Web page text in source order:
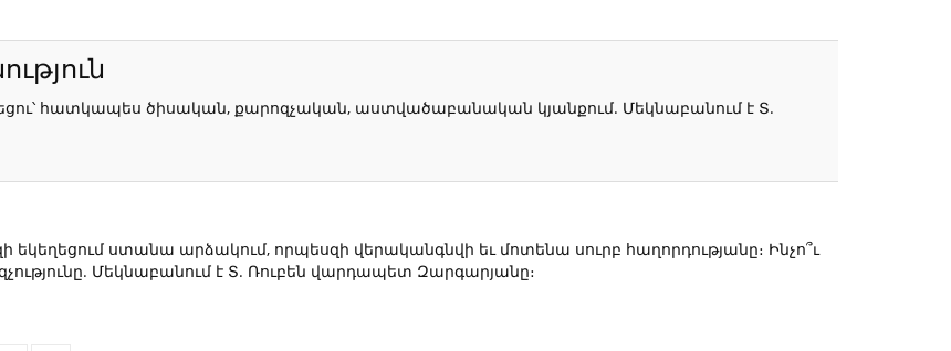
հատկապես ծիսական, քարոզչական, աստվածաբանական կյանքում. Մեկնաբանում է Տ.
ստանա արձակում, որպեսզի վերականգնվի եւ մոտենա սուրբ հաղորդությանը։ Ինչո՞ւ
Մեկնաբանում է Տ. Ռուբեն վարդապետ Զարգարյանը։